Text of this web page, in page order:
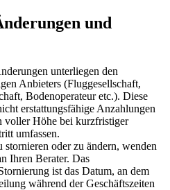
und
unterliegen den
Anbieters (Fluggesellschaft,
Bodenoperateur etc.). Diese
erstattungsfähige Anzahlungen
voller Höhe bei kurzfristiger
umfassen.
oder zu ändern, wenden
Ihren Berater. Das
ist das Datum, an dem
während der Geschäftszeiten